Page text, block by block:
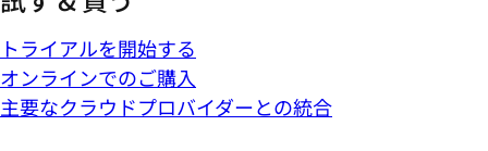
トライアルを開始する
オンラインでのご購入
主要なクラウドプロバイダーとの統合